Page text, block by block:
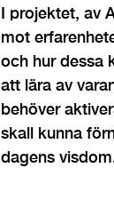
I projektet, av
mot
och hur dessa
att lära av
behöver
skall kunna
dagens